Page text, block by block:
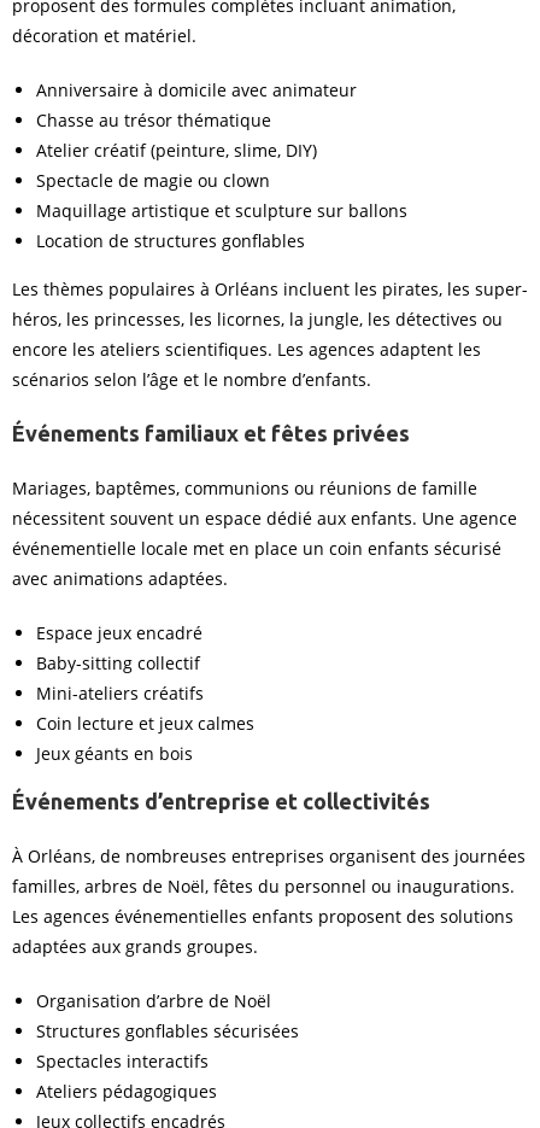
proposent des formules complètes incluant animation,
décoration et matériel.
Anniversaire à domicile avec animateur
Chasse au trésor thématique
Atelier créatif (peinture, slime, DIY)
Spectacle de magie ou clown
Maquillage artistique et sculpture sur ballons
Location de structures gonflables
Les thèmes populaires à Orléans incluent les pirates, les super-
héros, les princesses, les licornes, la jungle, les détectives ou
encore les ateliers scientifiques. Les agences adaptent les
scénarios selon l’âge et le nombre d’enfants.
Événements familiaux et fêtes privées
Mariages, baptêmes, communions ou réunions de famille
nécessitent souvent un espace dédié aux enfants. Une agence
événementielle locale met en place un coin enfants sécurisé
avec animations adaptées.
Espace jeux encadré
Baby-sitting collectif
Mini-ateliers créatifs
Coin lecture et jeux calmes
Jeux géants en bois
Événements d’entreprise et collectivités
À Orléans, de nombreuses entreprises organisent des journées
familles, arbres de Noël, fêtes du personnel ou inaugurations.
Les agences événementielles enfants proposent des solutions
adaptées aux grands groupes.
Organisation d’arbre de Noël
Structures gonflables sécurisées
Spectacles interactifs
Ateliers pédagogiques
Jeux collectifs encadrés